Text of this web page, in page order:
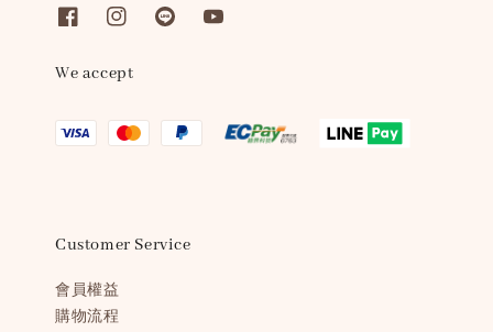
We accept
Customer Service
會員權益
購物流程